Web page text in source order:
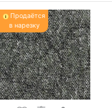
Продаётся
в нарезку